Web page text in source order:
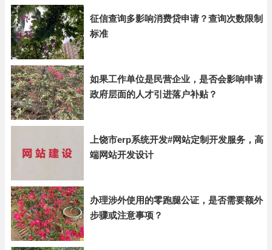
征信查询多影响消费贷申请？查询次数限制
标准
如果工作单位是民营企业，是否会影响申请
政府层面的人才引进落户补贴？
上饶市erp系统开发#网站定制开发服务，高
端网站开发设计
办理涉外使用的零跑腿公证，是否需要额外
步骤或注意事项？